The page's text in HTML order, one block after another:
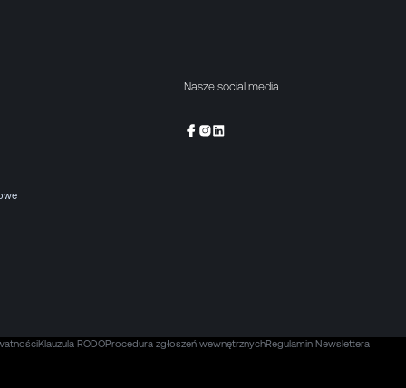
Nasze social media
Klauzula RODOProcedura zgłoszeń wewnętrznychRegulamin Newslettera